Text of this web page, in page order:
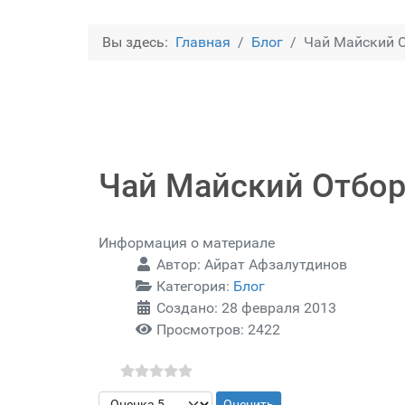
Вы здесь: Главная Блог Чай Майский
Чай Майский
Информация о материале
Автор: Айрат Афзалутдинов
Категория: Блог
Создано: 28 февраля 2013
Просмотров: 2422
Пожалуйста, оцените